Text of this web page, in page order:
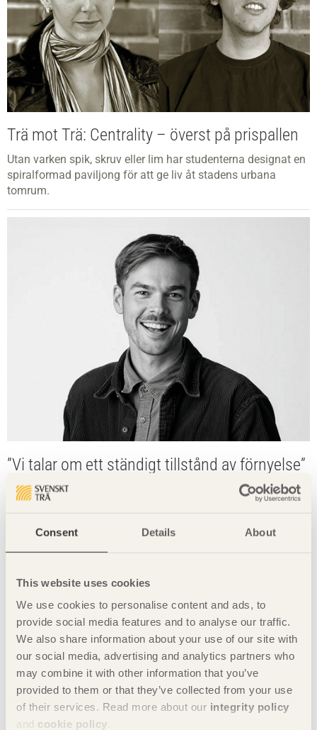
Consent Details About
This website uses cookies
We use cookies to personalise content and ads, to
provide social media features and to analyse our traffic.
We also share information about your use of our site with
our social media, advertising and analytics partners who
may combine it with other information that you’ve
provided to them or that they’ve collected from your use
of their services. Read more about our integrity policy
and cookie policy
Trä mot Trä: Centrality – överst på prispallen
Utan varken spik, skruv eller lim har studenterna designat en
spiralformad paviljong för att ge liv åt stadens urbana
tomrum.
”Vi talar om ett ständigt tillstånd av förnyelse”
Transpositioning – en medveten förflyttning mellan
yrkesroller som tvingar fram nya frågor och en mer